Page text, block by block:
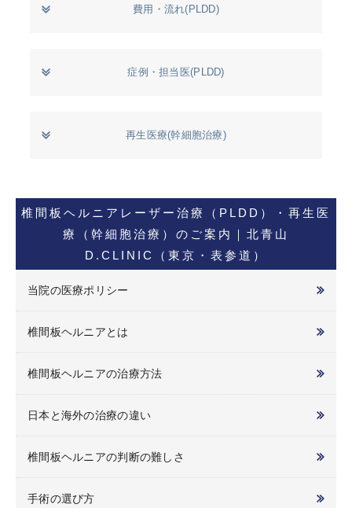
費用・流れ(PLDD)
症例・担当医(PLDD)
再生医療(幹細胞治療)
椎間板ヘルニアレーザー治療（PLDD）・再生医
療（幹細胞治療）のご案内｜北青山
D.CLINIC（東京・表参道）
当院の医療ポリシー
椎間板ヘルニアとは
椎間板ヘルニアの治療方法
日本と海外の治療の違い
椎間板ヘルニアの判断の難しさ
手術の選び方